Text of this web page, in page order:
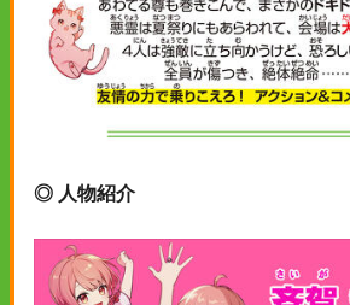
◎ 人物紹介